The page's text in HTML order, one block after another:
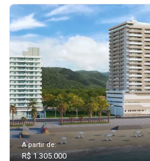
A partir de:
R$ 1.305.000